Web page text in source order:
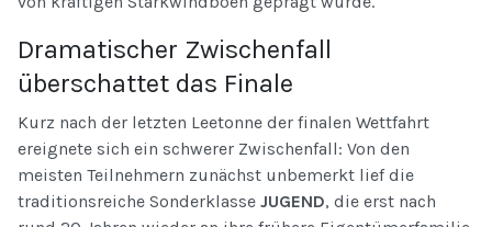
Dramatischer Zwischenfall
überschattet das Finale
Kurz nach der letzten Leetonne der finalen Wettfahrt
ereignete sich ein schwerer Zwischenfall: Von den
meisten Teilnehmern zunächst unbemerkt lief die
traditionsreiche Sonderklasse JUGEND, die erst nach